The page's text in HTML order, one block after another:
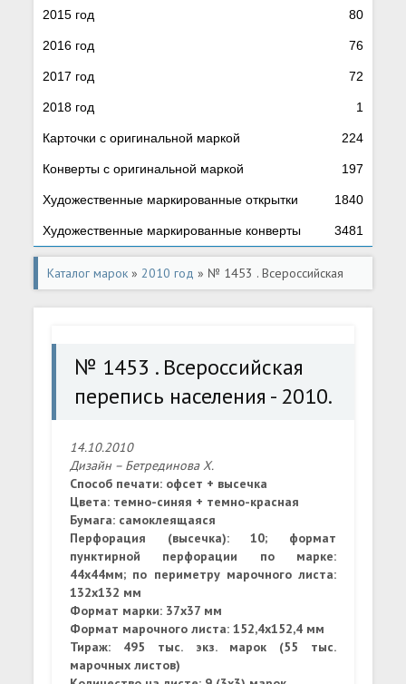
2015 год 80
2016 год 76
2017 год 72
2018 год 1
Карточки с оригинальной маркой 224
Конверты с оригинальной маркой 197
Художественные маркированные открытки 1840
Художественные маркированные конверты 3481
Каталог марок »2010 год » № 1453 . Всероссийская
перепись населения - 2010.
№ 1453 . Всероссийская
перепись населения - 2010.
14.10.2010
Дизайн – Бетрединова Х.
Способ печати: офсет + высечка
Цвета: темно-синяя + темно-красная
Бумага: самоклеящаяся
Перфорация (высечка): 10; формат
пунктирной перфорации по марке:
44х44мм; по периметру марочного листа:
132х132 мм
Формат марки: 37х37 мм
Формат марочного листа: 152,4х152,4 мм
Тираж: 495 тыс. экз. марок (55 тыс.
марочных листов)